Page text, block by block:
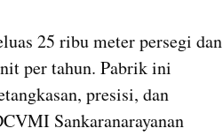
25 ribu meter persegi dan
per tahun. Pabrik ini
presisi, dan
Sankaranarayanan